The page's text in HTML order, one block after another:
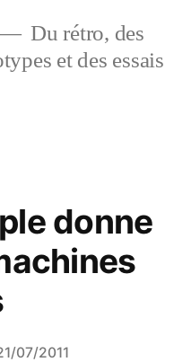
Du rétro, des
et des essais
donne
07/2011